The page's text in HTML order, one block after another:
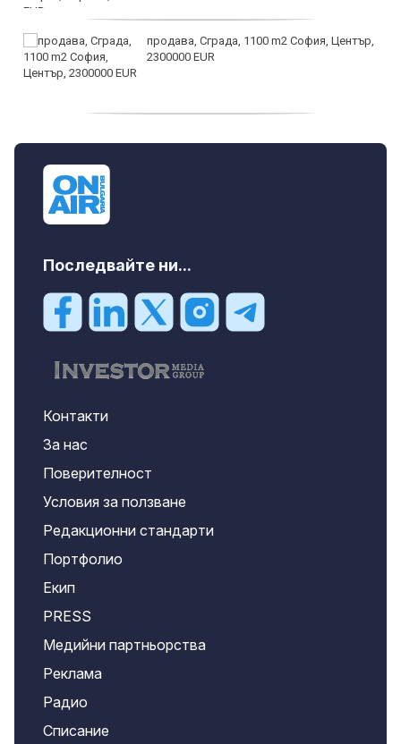
продава, Сграда, 1100 m2 София, Център,
2300000 EUR
Последвайте ни...
Контакти
За нас
Поверителност
Условия за ползване
Редакционни стандарти
Портфолио
Екип
PRESS
Медийни партньорства
Реклама
Радио
Списание